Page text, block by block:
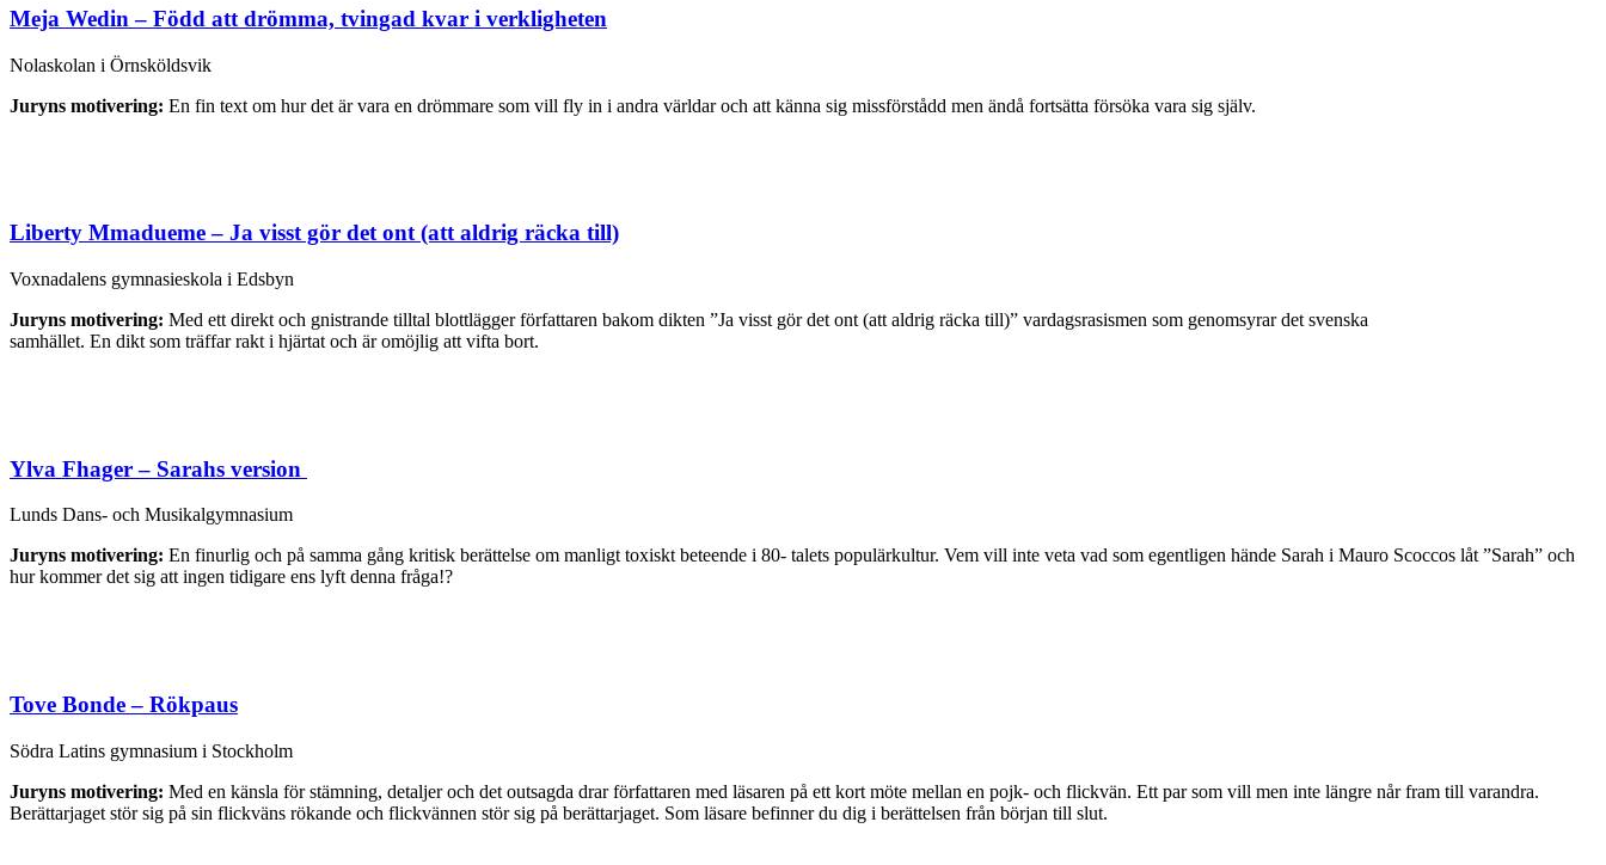
Meja Wedin – Född att drömma, tvingad kvar i verkligheten
Nolaskolan i Örnsköldsvik
Juryns motivering: En fin text om hur det är vara en drömmare som vill fly in i andra världar och att känna sig missförstådd men ändå fortsätta försöka vara sig själv.
Liberty Mmadueme – Ja visst gör det ont (att aldrig räcka till)
Voxnadalens gymnasieskola i Edsbyn
Juryns motivering: Med ett direkt och gnistrande tilltal blottlägger författaren bakom dikten ”Ja visst gör det ont (att aldrig räcka till)” vardagsrasismen som genomsyrar det svenska
samhället. En dikt som träffar rakt i hjärtat och är omöjlig att vifta bort.
Ylva Fhager – Sarahs version
Lunds Dans- och Musikalgymnasium
Juryns motivering: En finurlig och på samma gång kritisk berättelse om manligt toxiskt beteende i 80- talets populärkultur. Vem vill inte veta vad som egentligen hände Sarah i Mauro Scoccos låt ”Sarah” och
hur kommer det sig att ingen tidigare ens lyft denna fråga!?
Tove Bonde – Rökpaus
Södra Latins gymnasium i Stockholm
Juryns motivering: Med en känsla för stämning, detaljer och det outsagda drar författaren med läsaren på ett kort möte mellan en pojk- och flickvän. Ett par som vill men inte längre når fram till varandra.
Berättarjaget stör sig på sin flickväns rökande och flickvännen stör sig på berättarjaget. Som läsare befinner du dig i berättelsen från början till slut.